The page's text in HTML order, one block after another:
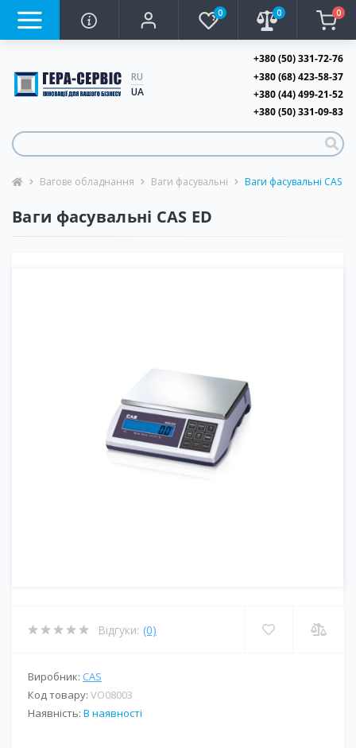
0 0 0
RU
UA
+380 (50) 331-72-76
+380 (68) 423-58-37
+380 (44) 499-21-52
+380 (50) 331-09-83
Вагове обладнання Ваги фасувальні Ваги фасувальні CAS ED
Ваги фасувальні CAS ED
Відгуки: (0)
Виробник: CAS
Код товару: VO08003
Наявність: В наявності